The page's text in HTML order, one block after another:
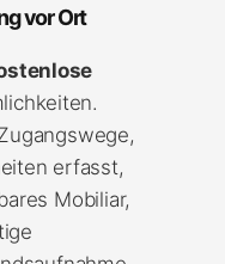
vor Ort
erfasst,
Mobiliar,